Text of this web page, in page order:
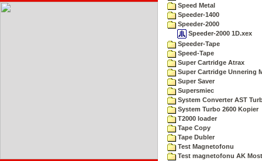
Speed Metal
Speeder-1400
Speeder-2000
Speeder-2000 1D.xex
Speeder-Tape
Speed-Tape
Super Cartridge Atrax
Super Cartridge Unnering
Super Saver
Supersmiec
System Converter AST
System Turbo 2600 Kopier
T2000 loader
Tape Copy
Tape Dubler
Test Magnetofonu
Test magnetofonu AK Most